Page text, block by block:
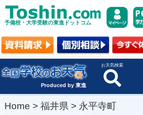
予備校・大学受験の東進ドットコム
Produced by 東進
お天気検索
Home > 福井県 > 永平寺町